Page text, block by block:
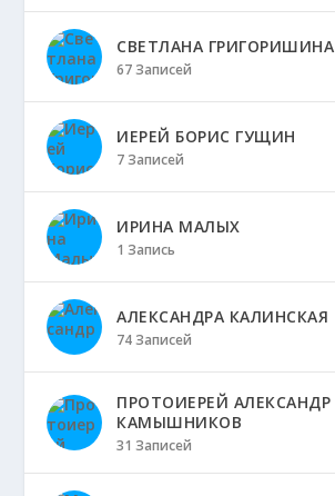
СВЕТЛАНА ГРИГОРИШИНА
67 Записей
ИЕРЕЙ БОРИС ГУЩИН
7 Записей
ИРИНА МАЛЫХ
1 Запись
АЛЕКСАНДРА КАЛИНСКАЯ
74 Записей
ПРОТОИЕРЕЙ АЛЕКСАНДР
КАМЫШНИКОВ
31 Записей